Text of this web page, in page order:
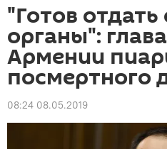
"Готов отдать
органы":
Армении
посмертного
08:24 08.05.2019